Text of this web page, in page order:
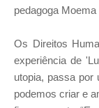
pedagoga Moema
Os Direitos
experiência de
utopia, passa por
podemos criar e